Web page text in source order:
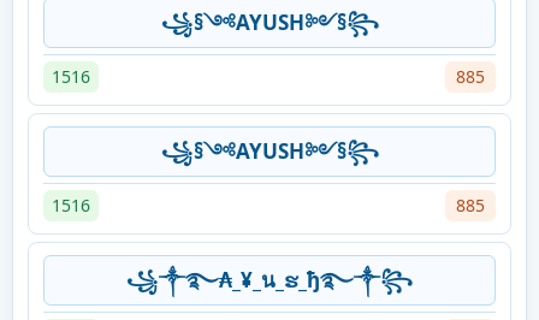
꧁§༺AYUSH༻§꧂
1516 885
꧁§༺AYUSH༻§꧂
1516 885
꧁༒࿐₳_¥_น_ຮ_ђ࿐༒꧂